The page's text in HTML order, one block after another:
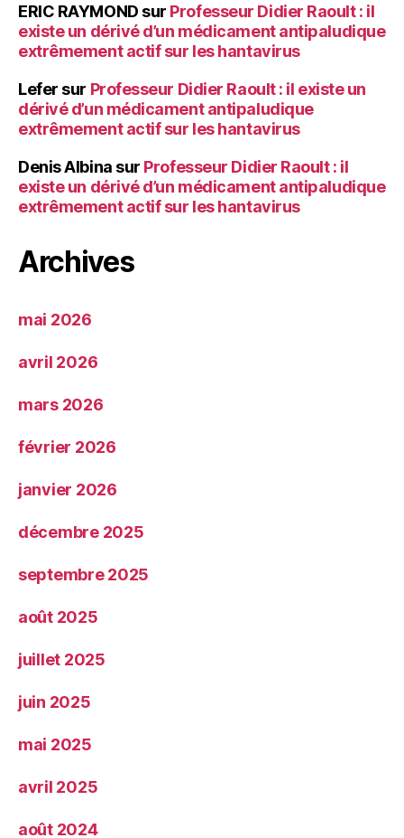
ERIC RAYMOND sur Professeur Didier Raoult : il
existe un dérivé d’un médicament antipaludique
extrêmement actif sur les hantavirus
Lefer sur Professeur Didier Raoult : il existe un
dérivé d’un médicament antipaludique
extrêmement actif sur les hantavirus
Denis Albina sur Professeur Didier Raoult : il
existe un dérivé d’un médicament antipaludique
extrêmement actif sur les hantavirus
Archives
mai 2026
avril 2026
mars 2026
février 2026
janvier 2026
décembre 2025
septembre 2025
août 2025
juillet 2025
juin 2025
mai 2025
avril 2025
août 2024